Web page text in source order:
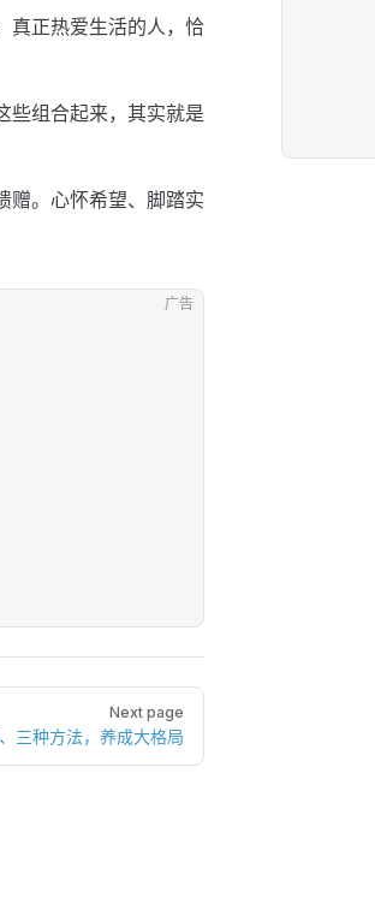
真正热爱生活的人，恰
组合起来，其实就是
赠。心怀希望、脚踏实
广告
Next page
三种方法，养成大格局